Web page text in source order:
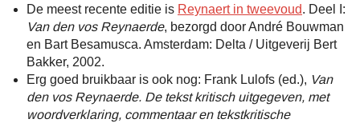
De meest recente editie is Reynaert in tweevoud. Deel I:
Van den vos Reynaerde, bezorgd door André Bouwman
en Bart Besamusca. Amsterdam: Delta / Uitgeverij Bert
Bakker, 2002.
Erg goed bruikbaar is ook nog: Frank Lulofs (ed.), Van
den vos Reynaerde. De tekst kritisch uitgegeven, met
woordverklaring, commentaar en tekstkritische